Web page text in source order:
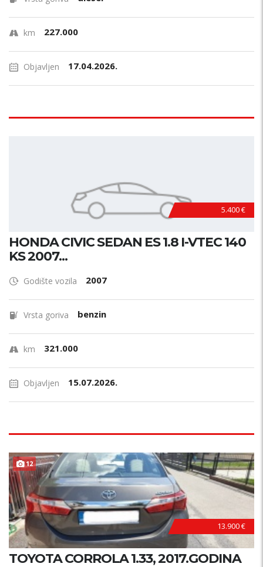
km 227.000
Objavljen 17.04.2026.
5.400 €
HONDA CIVIC SEDAN ES 1.8 I-VTEC 140
KS 2007...
Godište vozila 2007
Vrsta goriva benzin
km 321.000
Objavljen 15.07.2026.
12 POVOLJNO !
13.900 €
TOYOTA CORROLA 1.33, 2017.GODINA